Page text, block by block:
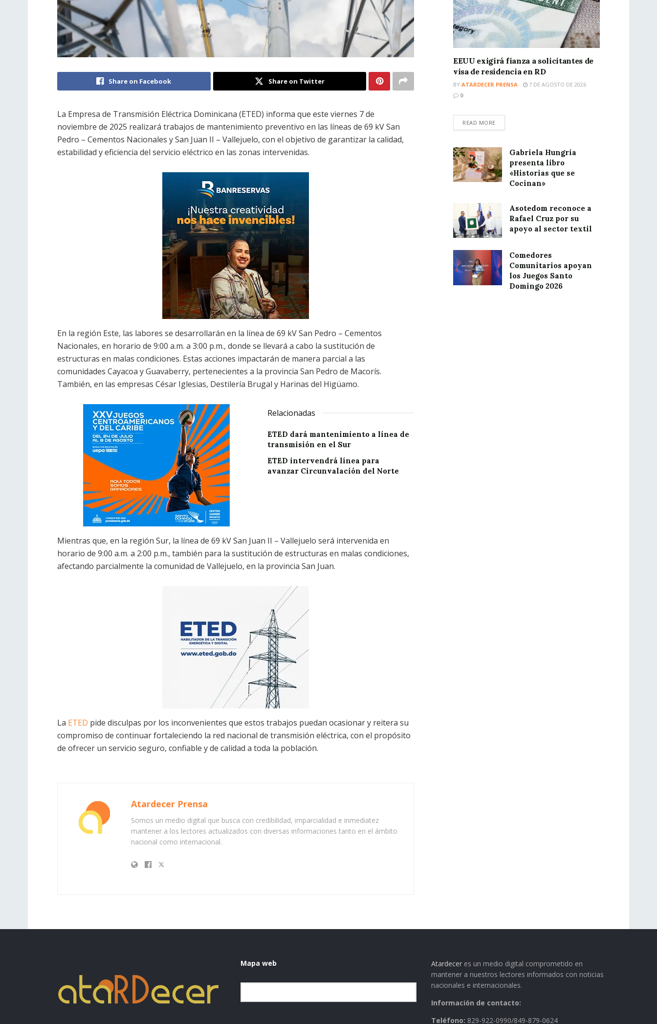
Share on Facebook Share on Twitter
La Empresa de Transmisión Eléctrica Dominicana (ETED) informa que este viernes 7 de
noviembre de 2025 realizará trabajos de mantenimiento preventivo en las líneas de 69 kV San
Pedro – Cementos Nacionales y San Juan II – Vallejuelo, con el objetivo de garantizar la calidad,
estabilidad y eficiencia del servicio eléctrico en las zonas intervenidas.
En la región Este, las labores se desarrollarán en la línea de 69 kV San Pedro – Cementos
Nacionales, en horario de 9:00 a.m. a 3:00 p.m., donde se llevará a cabo la sustitución de
estructuras en malas condiciones. Estas acciones impactarán de manera parcial a las
comunidades Cayacoa y Guavaberry, pertenecientes a la provincia San Pedro de Macorís.
También, en las empresas César Iglesias, Destilería Brugal y Harinas del Higüamo.
Relacionadas
ETED dará mantenimiento a línea de
transmisión en el Sur
ETED intervendrá línea para
avanzar Circunvalación del Norte
Mientras que, en la región Sur, la línea de 69 kV San Juan II – Vallejuelo será intervenida en
horario de 9:00 a.m. a 2:00 p.m., también para la sustitución de estructuras en malas condiciones,
afectando parcialmente la comunidad de Vallejuelo, en la provincia San Juan.
La ETED pide disculpas por los inconvenientes que estos trabajos puedan ocasionar y reitera su
compromiso de continuar fortaleciendo la red nacional de transmisión eléctrica, con el propósito
de ofrecer un servicio seguro, confiable y de calidad a toda la población.
Atardecer Prensa
Somos un medio digital que busca con credibilidad, imparcialidad e inmediatez
mantener a los lectores actualizados con diversas informaciones tanto en el ámbito
nacional como internacional.
EEUU exigirá fianza a solicitantes de
visa de residencia en RD
BY ATARDECER PRENSA
7 DE AGOSTO DE 2026
0
READ MORE
Gabriela Hungría
presenta libro
«Historias que se
Cocinan»
Asotedom reconoce a
Rafael Cruz por su
apoyo al sector textil
Comedores
Comunitarios apoyan
los Juegos Santo
Domingo 2026
Mapa web Atardecer es un medio digital comprometido en
mantener a nuestros lectores informados con noticias
nacionales e internacionales.
Información de contacto:
Teléfono: 829-922-0990/849-879-0624